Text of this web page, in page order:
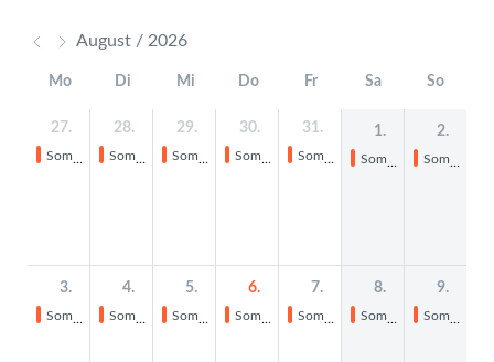
August / 2026
Mo Di Mi Do Fr Sa So
27.
Sommerferien
28.
Sommerferien
29.
Sommerferien
30.
Sommerferien
31.
Sommerferien
1.
Sommerferien
2.
Sommerferien
3.
Sommerferien
4.
Sommerferien
5.
Sommerferien
6.
Sommerferien
7.
Sommerferien
8.
Sommerferien
9.
Sommerferien